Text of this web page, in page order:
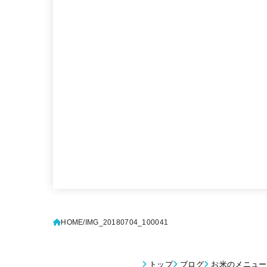
HOME IMG_20180704_100041
トップ ブログ お米のメニュー